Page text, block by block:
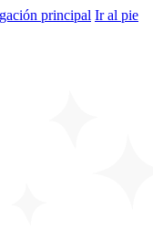
principal Ir al pie